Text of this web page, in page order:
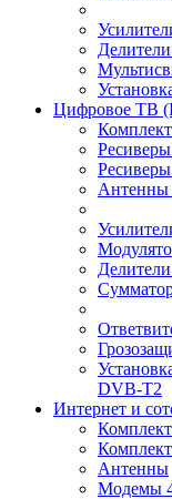
Цифровое ТВ
Антенны
DVB-T2
Интернет и
Антенны
Модемы